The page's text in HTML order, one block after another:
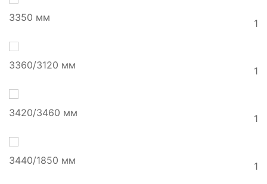
3350 мм 1
3360/3120 мм 1
3420/3460 мм 1
3440/1850 мм 1